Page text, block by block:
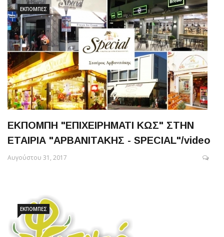
ΕΚΠΟΜΠΈΣ
ΕΚΠΟΜΠΗ "ΕΠΙΧΕΙΡΗΜΑΤΙ ΚΩΣ" ΣΤΗΝ
ΕΤΑΙΡΙΑ "ΑΡΒΑΝΙΤΑΚΗΣ - SPECIAL"/video
Αυγούστου 31, 2017
ΕΚΠΟΜΠΈΣ